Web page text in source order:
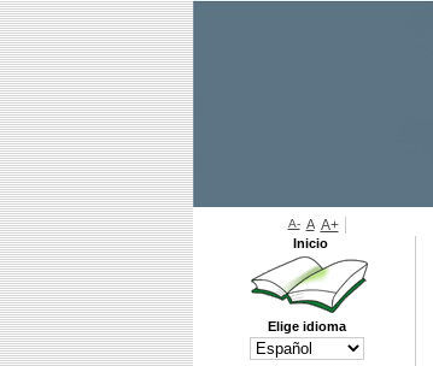
A- A A+
Inicio
Elige idioma